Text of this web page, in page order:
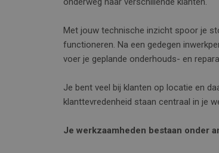
Met jouw technische inzicht spoor je
functioneren. Na een gedegen
voer je geplande onderhouds- en
Je bent veel bij klanten op locatie en
klanttevredenheid staan centraal in je
Je werkzaamheden bestaan onder